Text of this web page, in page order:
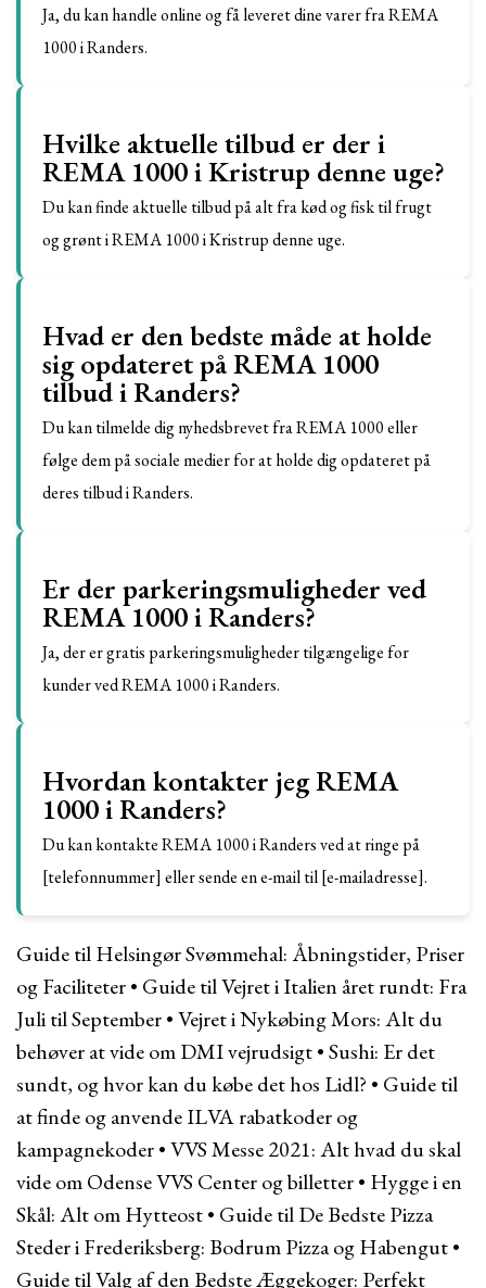
Ja, du kan handle online og få leveret dine varer fra REMA
1000 i Randers.
Hvilke aktuelle tilbud er der i
REMA 1000 i Kristrup denne uge?
Du kan finde aktuelle tilbud på alt fra kød og fisk til frugt
og grønt i REMA 1000 i Kristrup denne uge.
Hvad er den bedste måde at holde
sig opdateret på REMA 1000
tilbud i Randers?
Du kan tilmelde dig nyhedsbrevet fra REMA 1000 eller
følge dem på sociale medier for at holde dig opdateret på
deres tilbud i Randers.
Er der parkeringsmuligheder ved
REMA 1000 i Randers?
Ja, der er gratis parkeringsmuligheder tilgængelige for
kunder ved REMA 1000 i Randers.
Hvordan kontakter jeg REMA
1000 i Randers?
Du kan kontakte REMA 1000 i Randers ved at ringe på
[telefonnummer] eller sende en e-mail til [e-mailadresse].
Guide til Helsingør Svømmehal: Åbningstider, Priser
og Faciliteter• Guide til Vejret i Italien året rundt: Fra
Juli til September•Vejret i Nykøbing Mors: Alt du
behøver at vide om DMI vejrudsigt•Sushi: Er det
sundt, og hvor kan du købe det hos Lidl? • Guide til
at finde og anvende ILVA rabatkoder og
kampagnekoder•VVS Messe 2021: Alt hvad du skal
vide om Odense VVS Center og billetter• Hygge i en
Skål: Alt om Hytteost• Guide til De Bedste Pizza
Steder i Frederiksberg: Bodrum Pizza og Habengut•
Guide til Valg af den Bedste Æggekoger: Perfekt